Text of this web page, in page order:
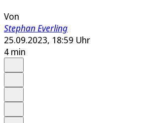
Von
Stephan Everling
25.09.2023, 18:59 Uhr
4 min